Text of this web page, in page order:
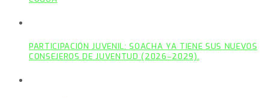
PARTICIPACIÓN JUVENIL: SOACHA YA TIENE SUS NUEVOS
CONSEJEROS DE JUVENTUD (2026–2029).